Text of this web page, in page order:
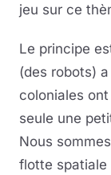
jeu sur ce
Le principe
(des robots)
coloniales
seule une
Nous
flotte spatiale